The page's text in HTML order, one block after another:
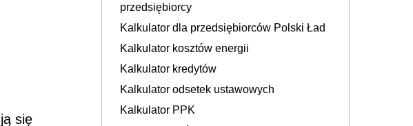
się
przedsiębiorcy
Kalkulator dla przedsiębiorców Polski Ład
Kalkulator kosztów energii
Kalkulator kredytów
Kalkulator odsetek ustawowych
Kalkulator PPK